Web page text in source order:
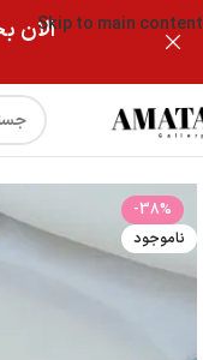
Skip to main contentالان
فروشگاه سرویس کارتیر
-38%
ناموجود